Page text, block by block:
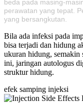
beda pada masing-
perawatan yang tepat.
yang bersangkutan.
Bila ada infeksi pada
bisa terjadi dan hidung
ukuran hidung, semakin
ini, jaringan autologus
struktur hidung.
efek samping injeksi